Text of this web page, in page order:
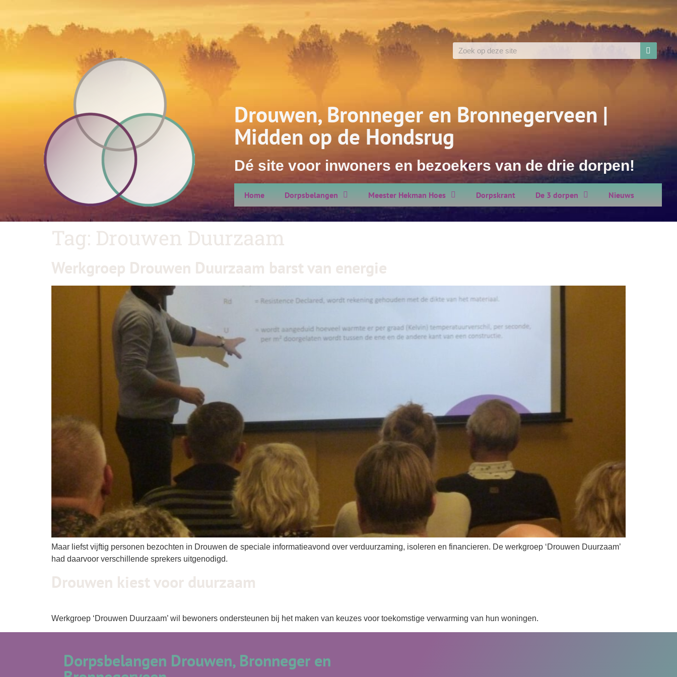
Drouwen, Bronneger en Bronnegerveen |
Midden op de Hondsrug
Dé site voor inwoners en bezoekers van de drie dorpen!
Home Dorpsbelangen Meester Hekman Hoes Dorpskrant De 3 dorpen Nieuws
Tag: Drouwen Duurzaam
Werkgroep Drouwen Duurzaam barst van energie
Maar liefst vijftig personen bezochten in Drouwen de speciale informatieavond over verduurzaming, isoleren en financieren. De werkgroep ‘Drouwen Duurzaam’
had daarvoor verschillende sprekers uitgenodigd.
Drouwen kiest voor duurzaam
Werkgroep ‘Drouwen Duurzaam’ wil bewoners ondersteunen bij het maken van keuzes voor toekomstige verwarming van hun woningen.
Dorpsbelangen Drouwen, Bronneger en